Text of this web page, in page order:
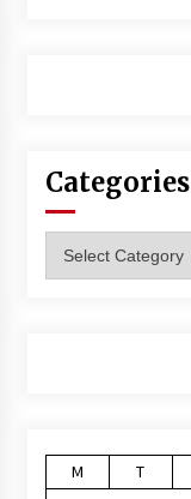
Categories
M
T